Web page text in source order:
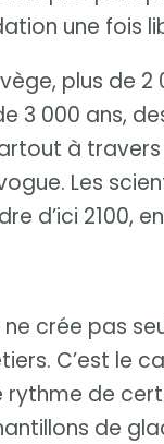
une fois
plus de
3 000 ans,
à
Les
d’ici 2100,
crée pas
C’est le
de
de